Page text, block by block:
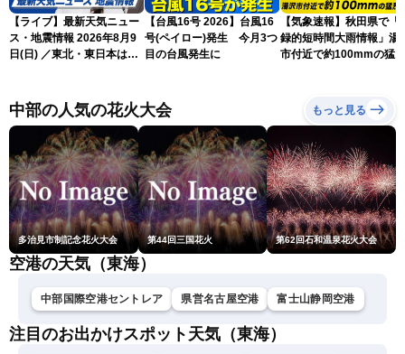
【ライブ】最新天気ニュー
ス・地震情報 2026年8月9
日(日) ／東北・東日本は急
北美月／芳野達郎〉
【台風16号 2026】台風16
号(ペイロー)発生 今月3つ
目の台風発生に
【気象速報】秋田県で「
録的短時間大雨情報」湯
市付近で約100mmの猛烈
中部の人気の花火大会 もっと見る
多治見市制記念花火大会 第44回三国花火 第62回石和温泉花火大会
空港の天気（東海）
中部国際空港セントレア 県営名古屋空港 富士山静岡空港
注目のお出かけスポット天気（東海）